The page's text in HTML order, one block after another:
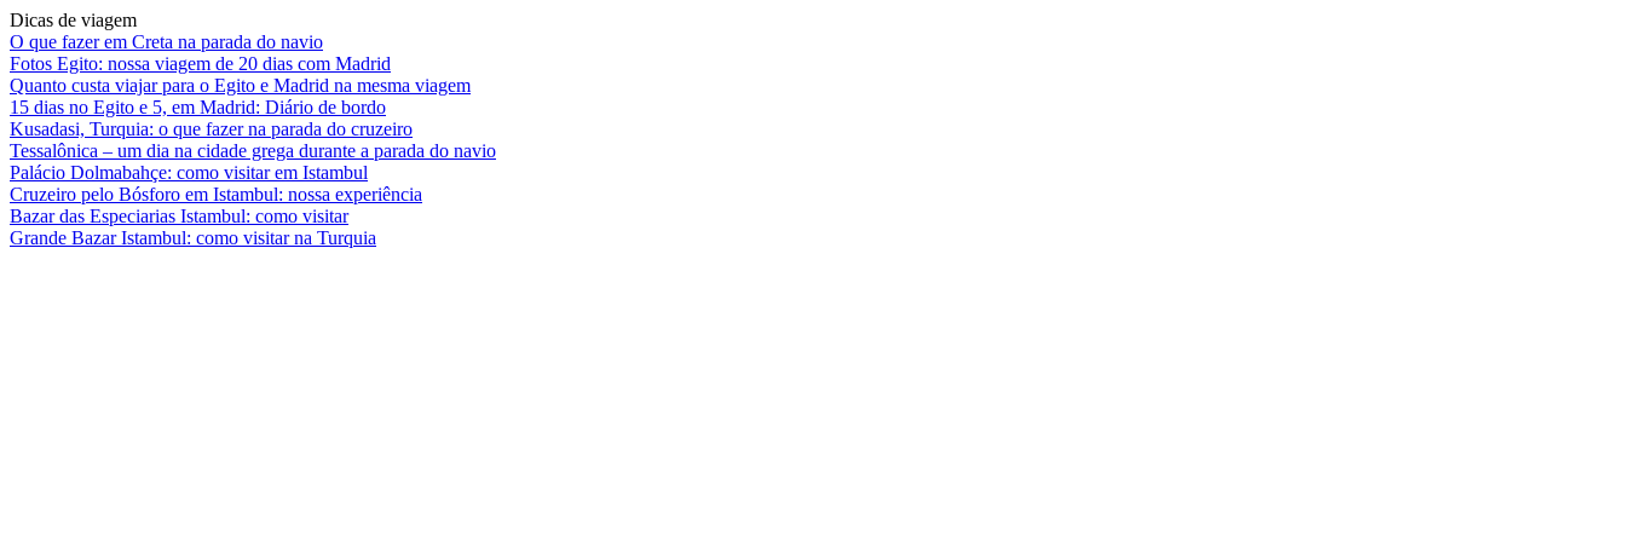
Dicas de viagem
O que fazer em Creta na parada do navio
Fotos Egito: nossa viagem de 20 dias com Madrid
Quanto custa viajar para o Egito e Madrid na mesma viagem
15 dias no Egito e 5, em Madrid: Diário de bordo
Kusadasi, Turquia: o que fazer na parada do cruzeiro
Tessalônica – um dia na cidade grega durante a parada do navio
Palácio Dolmabahçe: como visitar em Istambul
Cruzeiro pelo Bósforo em Istambul: nossa experiência
Bazar das Especiarias Istambul: como visitar
Grande Bazar Istambul: como visitar na Turquia